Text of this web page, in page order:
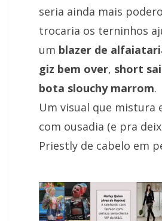
seria ainda mais
trocaria os terninhos
um blazer de
giz bem over, short
bota slouchy marrom.
Um visual que mistura
com ousadia (e pra
Priestly de cabelo em